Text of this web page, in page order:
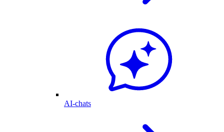
AI-chats